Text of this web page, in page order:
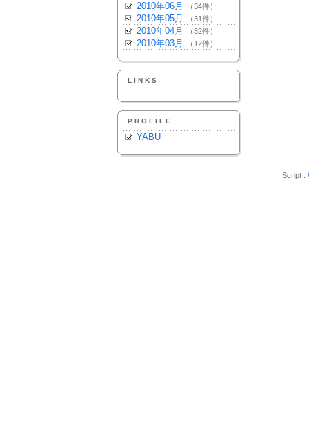
2010年06月 （34件）
2010年05月 （31件）
2010年04月 （32件）
2010年03月 （12件）
LINKS
PROFILE
YABU
Script :